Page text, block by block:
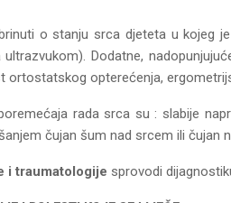
o stanju srca djeteta u kojeg
Dodatne,
ortostatskog opterećenja,
rada srca su : slabije
čujan šum nad srcem ili
i traumatologije sprovodi